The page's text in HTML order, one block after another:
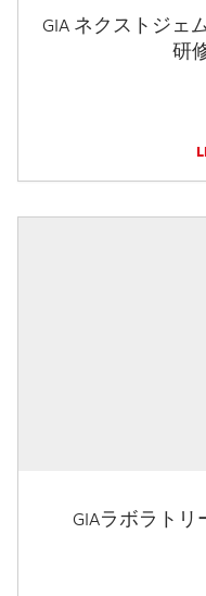
GIA ネクストジェ
研
GIAラボラト